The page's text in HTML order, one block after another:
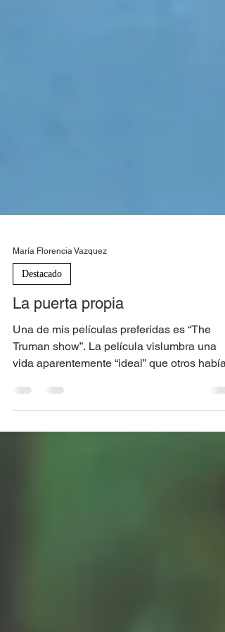
María Florencia Vazquez
Destacado
La puerta propia
Una de mis películas preferidas es “The
Truman show”. La película vislumbra una
vida aparentemente “ideal” que otros